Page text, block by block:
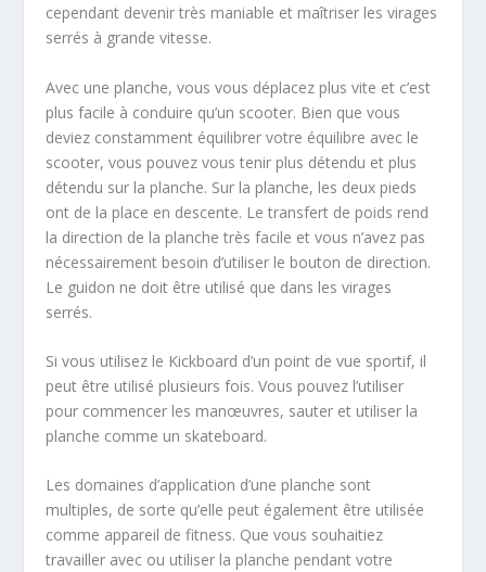
cependant devenir très maniable et maîtriser les virages
serrés à grande vitesse.
Avec une planche, vous vous déplacez plus vite et c’est
plus facile à conduire qu’un scooter. Bien que vous
deviez constamment équilibrer votre équilibre avec le
scooter, vous pouvez vous tenir plus détendu et plus
détendu sur la planche. Sur la planche, les deux pieds
ont de la place en descente. Le transfert de poids rend
la direction de la planche très facile et vous n’avez pas
nécessairement besoin d’utiliser le bouton de direction.
Le guidon ne doit être utilisé que dans les virages
serrés.
Si vous utilisez le Kickboard d’un point de vue sportif, il
peut être utilisé plusieurs fois. Vous pouvez l’utiliser
pour commencer les manœuvres, sauter et utiliser la
planche comme un skateboard.
Les domaines d’application d’une planche sont
multiples, de sorte qu’elle peut également être utilisée
comme appareil de fitness. Que vous souhaitiez
travailler avec ou utiliser la planche pendant votre